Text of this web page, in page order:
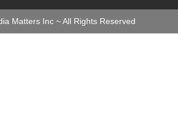
Matters Inc ~ All Rights Reserved